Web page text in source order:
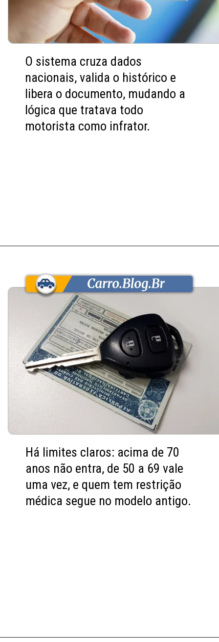
O sistema cruza dados
nacionais, valida o histórico e
libera o documento, mudando a
lógica que tratava todo
motorista como infrator.
Há limites claros: acima de 70
anos não entra, de 50 a 69 vale
uma vez, e quem tem restrição
médica segue no modelo antigo.